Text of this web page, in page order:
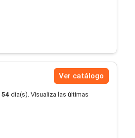
Ver catálogo
54 día(s). Visualiza las últimas